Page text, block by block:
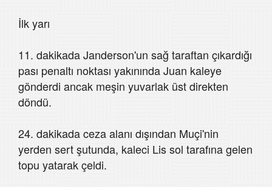
İlk yarı
11. dakikada Janderson'un sağ taraftan çıkardığı
pası penaltı noktası yakınında Juan kaleye
gönderdi ancak meşin yuvarlak üst direkten
döndü.
24. dakikada ceza alanı dışından Muçi'nin
yerden sert şutunda, kaleci Lis sol tarafına gelen
topu yatarak çeldi.